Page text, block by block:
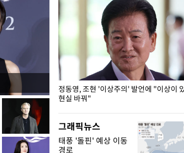
앞두고 두 번째
정동영, 조현 '이상주의' 발언에 "이상이
현실 바꿔"
그래픽뉴스
태풍 '돌핀' 예상 이동
경로